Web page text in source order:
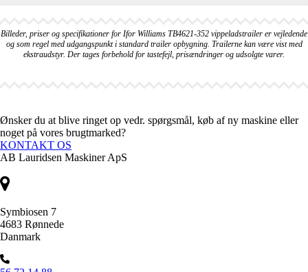
Billeder, priser og specifikationer for Ifor Williams TB4621-352 vippeladstrailer er vejledende
og som regel med udgangspunkt i standard trailer opbygning. Trailerne kan være vist med
ekstraudstyr. Der tages forbehold for tastefejl, prisændringer og udsolgte varer.
Ønsker du at blive ringet op vedr. spørgsmål, køb af ny maskine eller
noget på vores brugtmarked?
KONTAKT OS
AB Lauridsen Maskiner ApS
Symbiosen 7
4683 Rønnede
Danmark